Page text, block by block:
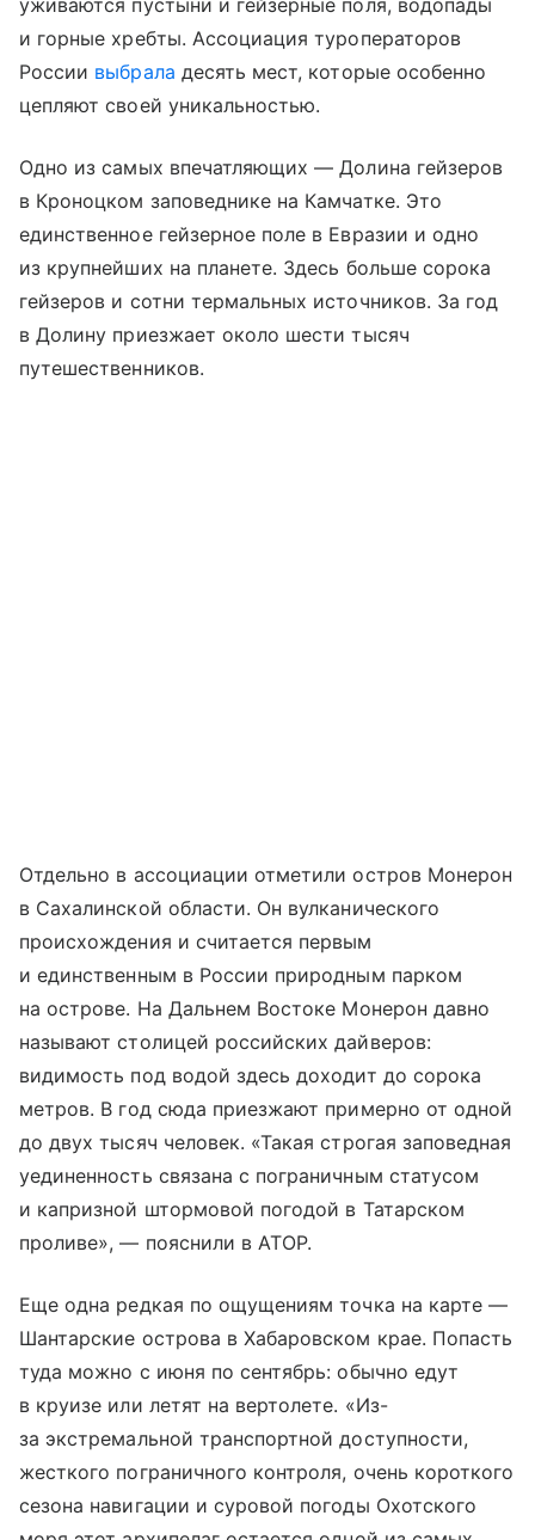
и горные хребты. Ассоциация туроператоров
России выбрала десять мест, которые особенно
цепляют своей уникальностью.
Одно из самых впечатляющих — Долина гейзеров
в Кроноцком заповеднике на Камчатке. Это
единственное гейзерное поле в Евразии и одно
из крупнейших на планете. Здесь больше сорока
гейзеров и сотни термальных источников. За год
в Долину приезжает около шести тысяч
путешественников.
Отдельно в ассоциации отметили остров Монерон
в Сахалинской области. Он вулканического
происхождения и считается первым
и единственным в России природным парком
на острове. На Дальнем Востоке Монерон давно
называют столицей российских дайверов:
видимость под водой здесь доходит до сорока
метров. В год сюда приезжают примерно от одной
до двух тысяч человек. «Такая строгая заповедная
уединенность связана с пограничным статусом
и капризной штормовой погодой в Татарском
проливе», — пояснили в АТОР.
Еще одна редкая по ощущениям точка на карте —
Шантарские острова в Хабаровском крае. Попасть
туда можно с июня по сентябрь: обычно едут
в круизе или летят на вертолете. «Из-
за экстремальной транспортной доступности,
жесткого пограничного контроля, очень короткого
сезона навигации и суровой погоды Охотского